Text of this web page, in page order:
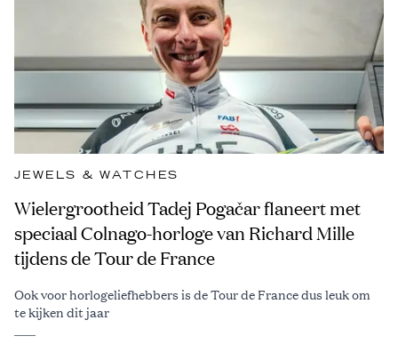
JEWELS & WATCHES
Wielergrootheid Tadej Pogačar flaneert met
speciaal Colnago-horloge van Richard Mille
tijdens de Tour de France
Ook voor horlogeliefhebbers is de Tour de France dus leuk om
te kijken dit jaar